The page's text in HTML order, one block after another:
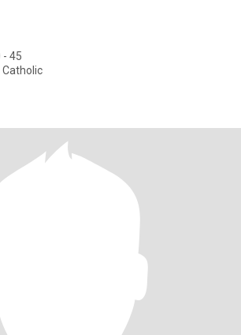
- 45
Catholic